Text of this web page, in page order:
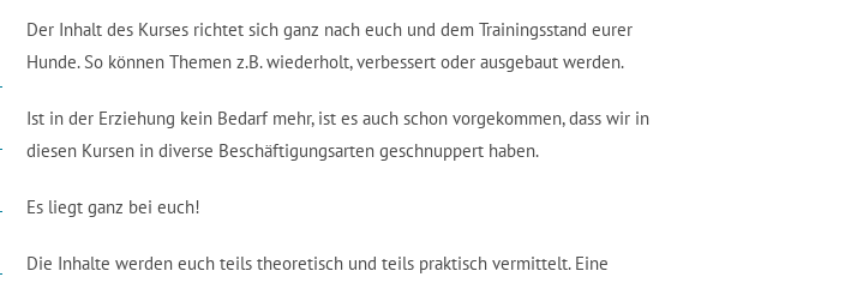
Der Inhalt des Kurses richtet sich ganz nach euch und dem Trainingsstand eurer
Hunde. So können Themen z.B. wiederholt, verbessert oder ausgebaut werden.
Ist in der Erziehung kein Bedarf mehr, ist es auch schon vorgekommen, dass wir in
diesen Kursen in diverse Beschäftigungsarten geschnuppert haben.
Es liegt ganz bei euch!
Die Inhalte werden euch teils theoretisch und teils praktisch vermittelt. Eine